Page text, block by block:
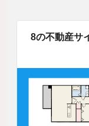
8の不動産サ